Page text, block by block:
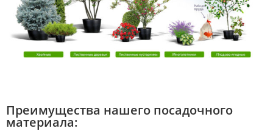
Преимущества нашего посадочного
материала: